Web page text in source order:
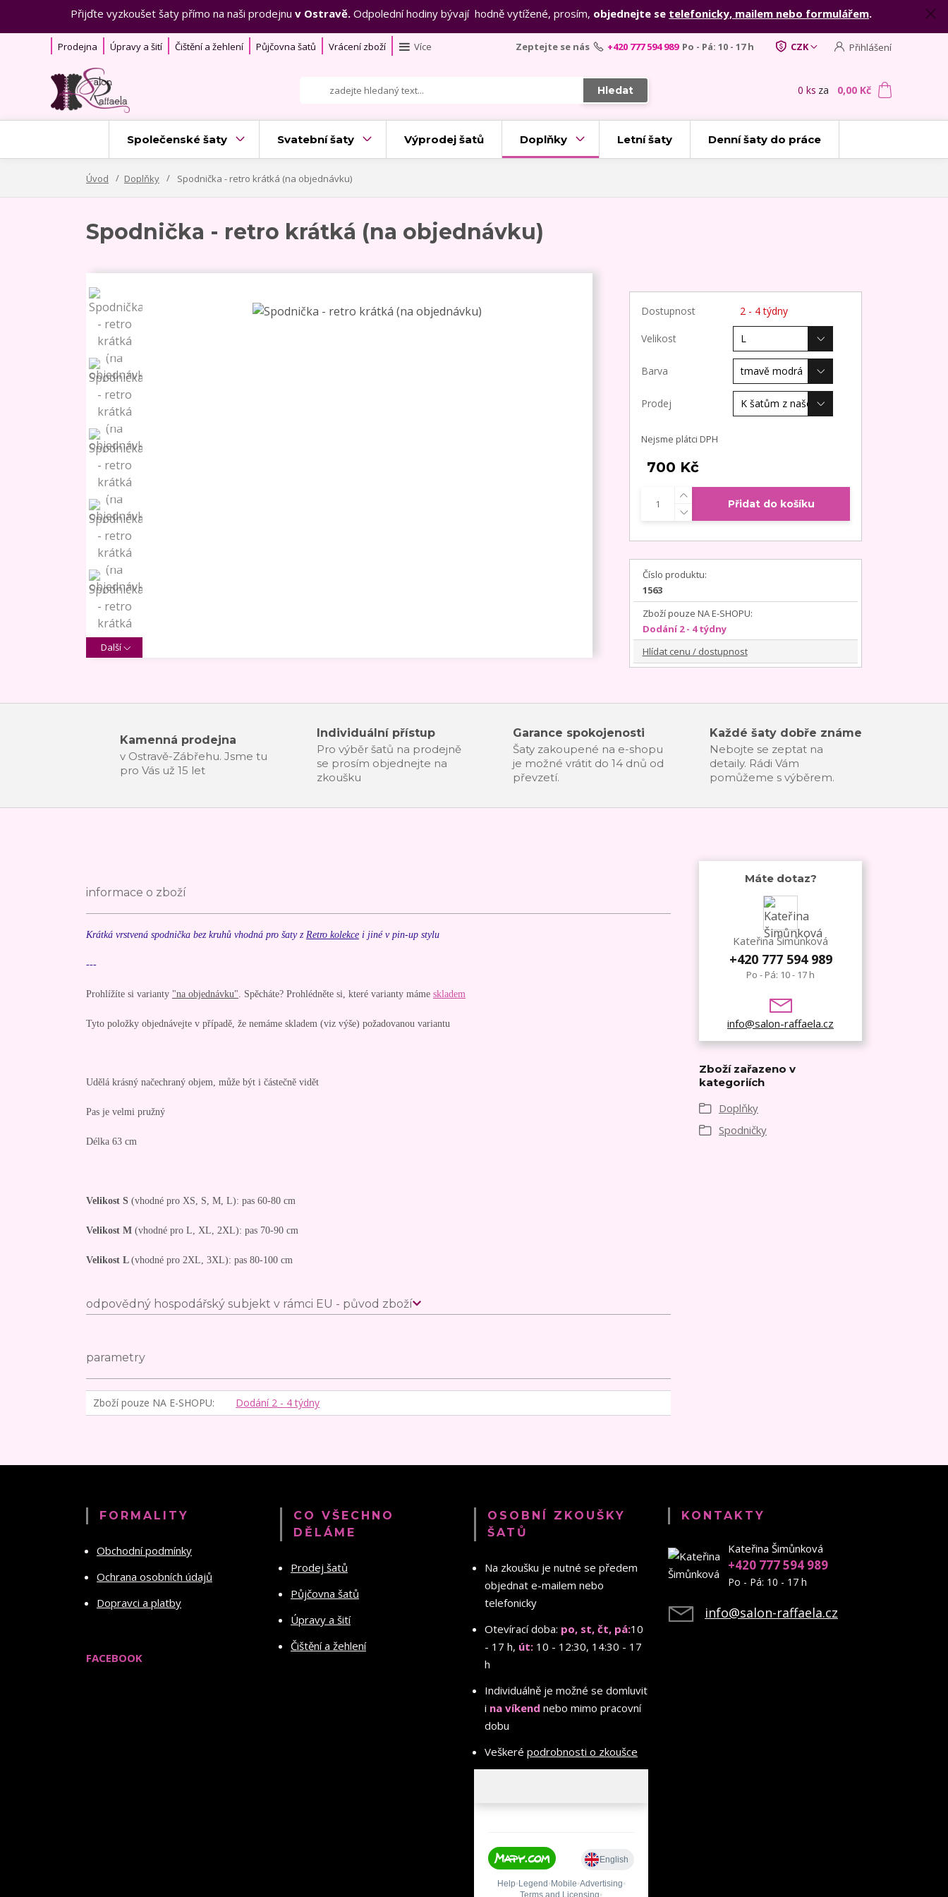
Přijďte vyzkoušet šaty přímo na naši prodejnu v Ostravě. Odpolední hodiny bývají hodně vytížené, prosím, objednejte se telefonicky, mailem nebo formulářem.
Prodejna Úpravy a šití Čištění a žehlení Půjčovna šatů Vrácení zboží Více CZK Přihlášení
Hledat
Zeptejte se nás +420 777 594 989 Po - Pá: 10 - 17 h
0 ks za 0,00 Kč
Společenské šaty Svatební šaty Výprodej šatů Doplňky Letní šaty Denní šaty do práce
Úvod Doplňky Spodnička - retro krátká (na objednávku)
Spodnička - retro krátká (na objednávku)
Další
Dostupnost 2 - 4 týdny
Velikost
Barva
Prodej
Nejsme plátci DPH
700 Kč
Přidat do košíku
Číslo produktu:
1563
Zboží pouze NA E-SHOPU:
Dodání 2 - 4 týdny
Hlídat cenu / dostupnost
Kamenná prodejna
v Ostravě-Zábřehu. Jsme tu
pro Vás už 15 let
Individuální přístup
Pro výběr šatů na prodejně
se prosím objednejte na
zkoušku
Garance spokojenosti
Šaty zakoupené na e-shopu
je možné vrátit do 14 dnů od
převzetí.
Každé šaty dobře známe
Nebojte se zeptat na
detaily. Rádi Vám
pomůžeme s výběrem.
informace o zboží
Krátká vrstvená spodnička bez kruhů vhodná pro šaty z Retro kolekce i jiné v pin-up stylu
---
Prohlížíte si varianty "na objednávku" . Spěcháte? Prohlédněte si, které varianty máme skladem
Tyto položky objednávejte v případě, že nemáme skladem (viz výše) požadovanou variantu
Udělá krásný načechraný objem, může být i částečně vidět
Pas je velmi pružný
Délka 63 cm
Velikost S (vhodné pro XS, S, M, L): pas 60-80 cm
Velikost M (vhodné pro L, XL, 2XL): pas 70-90 cm
Velikost L(vhodné pro 2XL, 3XL): pas 80-100 cm
odpovědný hospodářský subjekt v rámci EU - původ zboží
parametry
Zboží pouze NA E-SHOPU Dodání 2 - 4 týdny
Máte dotaz?
Kateřina Šimůnková
+420 777 594 989
Po - Pá: 10 - 17 h
info@salon-raffaela.cz
Zboží zařazeno v
kategoriích
Doplňky
Spodničky
FORMALITY
Obchodní podmínky
Ochrana osobních údajů
Dopravci a platby
FACEBOOK
CO VŠECHNO
DĚLÁME
Prodej šatů
Půjčovna šatů
Úpravy a šití
Čištění a žehlení
OSOBNÍ ZKOUŠKY
ŠATŮ
Na zkoušku je nutné se předem
objednat e-mailem nebo
telefonicky
Otevírací doba: po, st, čt, pá:10
- 17 h, út: 10 - 12:30, 14:30 - 17
h
Individuálně je možné se domluvit
i na víkend nebo mimo pracovní
dobu
Veškeré podrobnosti o zkoušce
KONTAKTY
Kateřina Šimůnková
+420 777 594 989
Po - Pá: 10 - 17 h
info@salon-raffaela.cz